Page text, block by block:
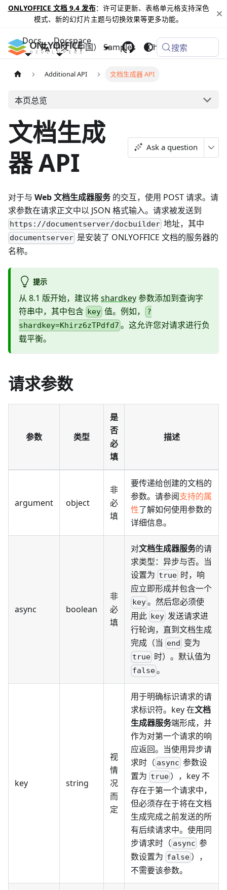
ONLYOFFICE 文档 9.4 发布：许可证更新、表格单元格支持深色
模式、新的幻灯片主题与切换效果等更多功能。
Docs Docspace
Samples Changelog
中文（中国） 搜索
Additional API 文档生成器 API
本页总览
文档生成
器 API
Ask a question
对于与 Web 文档生成器服务的交互，使用 POST 请求。请
求参数在请求正文中以 JSON 格式输入。请求被发送到
https://documentserver/docbuilder 地址，其中
documentserver 是安装了 ONLYOFFICE 文档的服务器的
名称。
提示
从 8.1 版开始，建议将shardkey参数添加到查询字
符串中，其中包含 key 值。例如， ?
shardkey=Khirz6zTPdfd7 。这允许您对请求进行负
载平衡。
请求参数
参数 类型
是
否
必
填
描述
argument object
非
必
填
要传递给创建的文档的
参数。请参阅支持的属
性了解如何使用参数的
详细信息。
async boolean
非
必
填
对文档生成器服务的请
求类型：异步与否。当
设置为 true 时，响
应立即形成并包含一个
key。然后您必须使
用此 key 发送请求进
行轮询，直到文档生成
完成（当 end 变为
true 时）。默认值为
false。
key string
视
情
况
而
定
用于明确标识请求的请
求标识符。key 在文档
生成器服务端形成，并
作为对第一个请求的响
应返回。当使用异步请
求时（ async 参数设
置为 true ），key 不
存在于第一个请求中，
但必须存在于将在文档
生成完成之前发送的所
有后续请求中。使用同
步请求时（ async 参
数设置为 false ），
不需要该参数。